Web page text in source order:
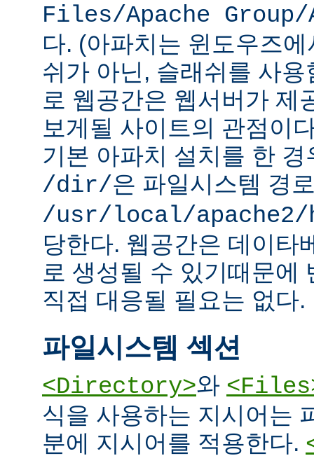
Files/Apache Group/
다. (아파치는 윈도우즈
쉬가 아닌, 슬래쉬를 사
로 웹공간은 웹서버가 제
보게될 사이트의 관점이
기본 아파치 설치를 한
/dir/은 파일시스템 경
/usr/local/
당한다. 웹공간은 데이타
로 생성될 수 있기때문에
직접 대응될 필요는 없다.
파일시스템 섹션
<Directory>와
식을 사용하는 지시어는
분에 지시어를 적용한다.